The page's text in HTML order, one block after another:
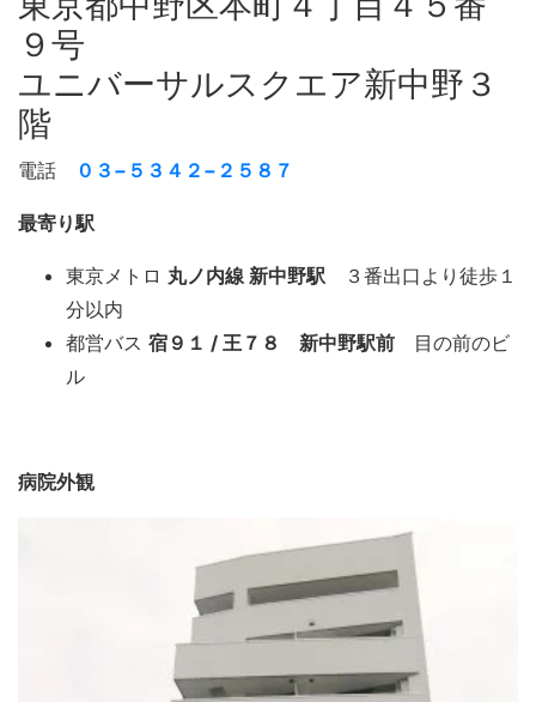
９号
ユニバーサルスクエア新中野３
階
電話 ０３−５３４２−２５８７
最寄り駅
東京メトロ 丸ノ内線 新中野駅 ３番出口より徒歩１
分以内
都営バス 宿９１ / 王７８ 新中野駅前 目の前のビ
ル
病院外観